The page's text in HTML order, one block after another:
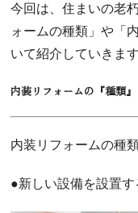
今回は、住まいの老
ォームの種類」や「
いて紹介していきます
内装リフォームの『種類』
内装リフォームの種
●新しい設備を設置す